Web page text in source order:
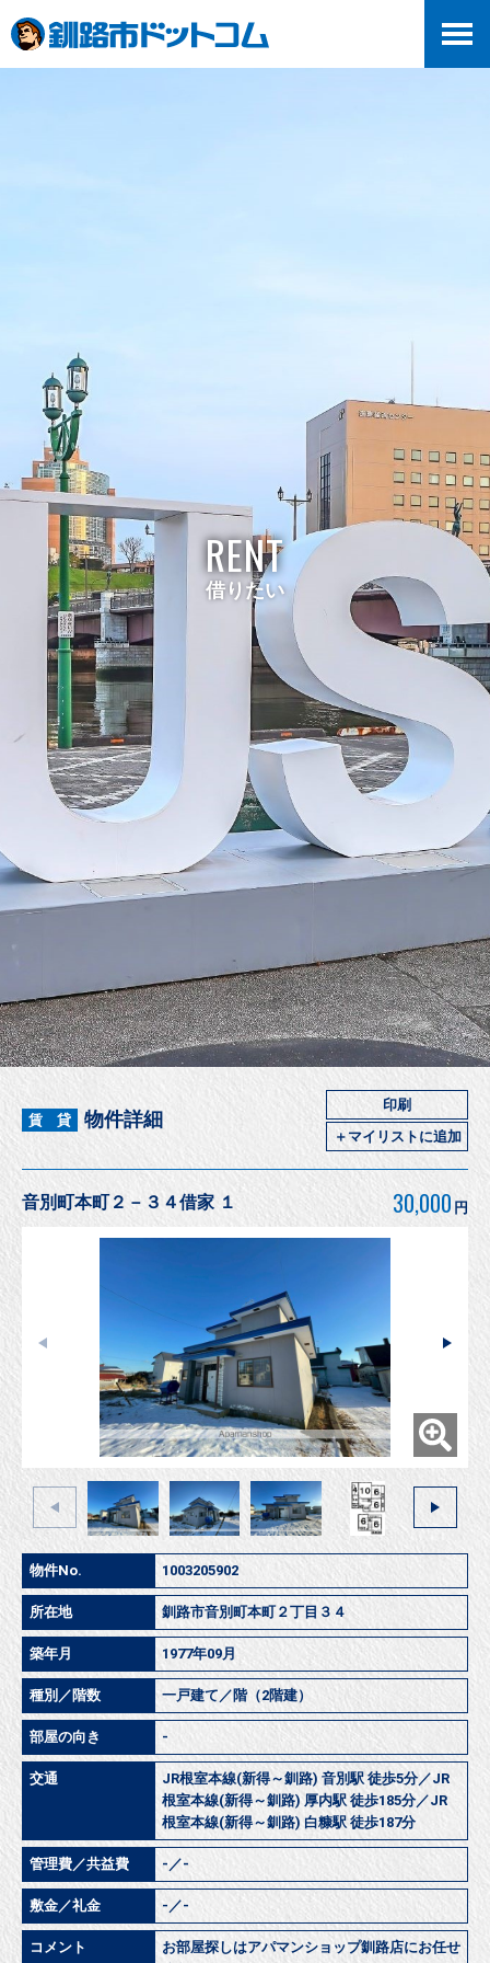
RENT
借りたい
賃 貸 物件詳細
印刷
＋マイリストに追加
音別町本町２－３４借家 １ 30,000 円
物件No. 1003205902
所在地 釧路市音別町本町２丁目３４
築年月 1977年09月
種別／階数 一戸建て／階（2階建）
部屋の向き -
交通
JR根室本線(新得～釧路) 音別駅 徒歩5分／JR
根室本線(新得～釧路) 厚内駅 徒歩185分／JR
根室本線(新得～釧路) 白糠駅 徒歩187分
管理費／共益費 -／-
敷金／礼金 -／-
コメント
お部屋探しはアパマンショップ釧路店にお任せ